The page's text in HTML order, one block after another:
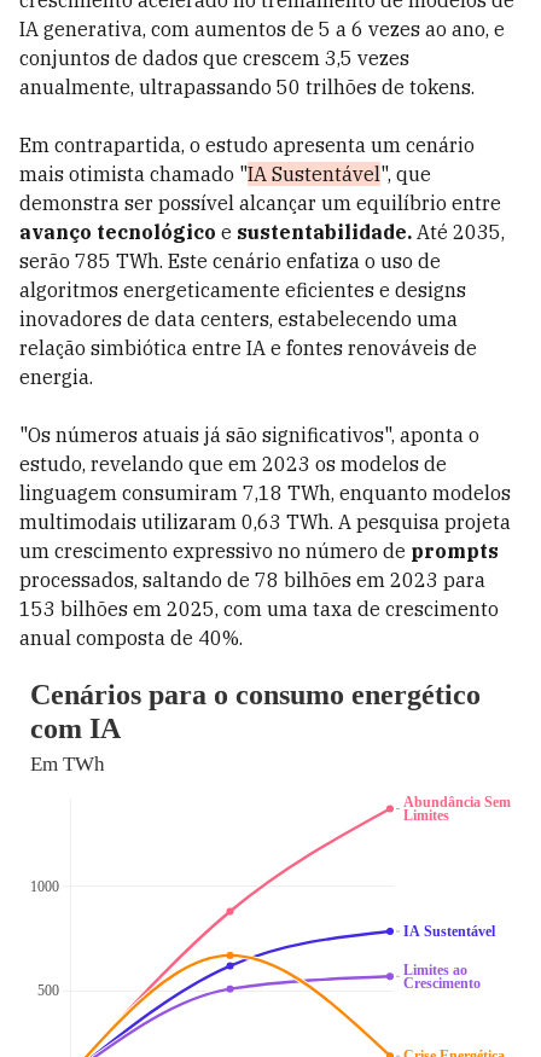
IA generativa, com aumentos de 5 a 6 vezes ao ano, e
conjuntos de dados que crescem 3,5 vezes
anualmente, ultrapassando 50 trilhões de tokens.
Em contrapartida, o estudo apresenta um cenário
mais otimista chamado "IA Sustentável", que
demonstra ser possível alcançar um equilíbrio entre
avanço tecnológico e sustentabilidade. Até 2035,
serão 785 TWh. Este cenário enfatiza o uso de
algoritmos energeticamente eficientes e designs
inovadores de data centers, estabelecendo uma
relação simbiótica entre IA e fontes renováveis de
energia.
"Os números atuais já são significativos", aponta o
estudo, revelando que em 2023 os modelos de
linguagem consumiram 7,18 TWh, enquanto modelos
multimodais utilizaram 0,63 TWh. A pesquisa projeta
um crescimento expressivo no número de prompts
processados, saltando de 78 bilhões em 2023 para
153 bilhões em 2025, com uma taxa de crescimento
anual composta de 40%.